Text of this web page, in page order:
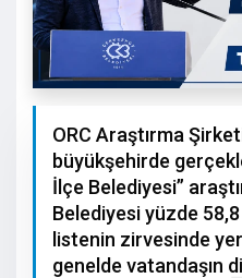
ORC Araştırma
büyükşehirde
İlçe Belediyesi”
Belediyesi yüzde 58,8
listenin zirvesinde
genelde vatandaşın